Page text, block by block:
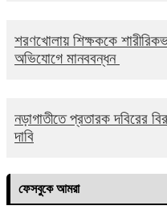
শরণখোলায় শিক্ষককে
অভিযোগে মানববন্ধন
নড়াগাতীতে প্রতারক দবিরের
দাবি
ফেসবুকে আমরা